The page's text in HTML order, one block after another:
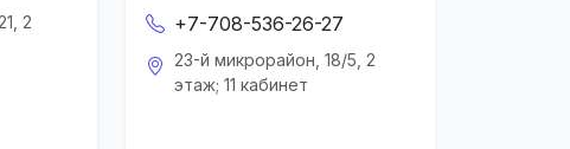
2
+7-708-536-26-27
23-й микрорайон, 18/5, 2
этаж; 11 кабинет